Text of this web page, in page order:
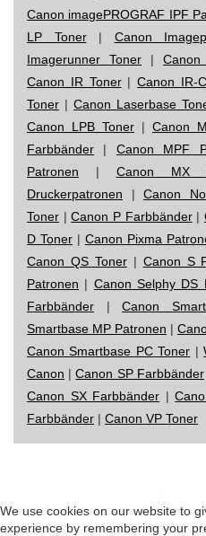
Canon imagePROGRAF IPF
LP Toner| Canon
Imagerunner Toner |
Canon IR Toner|Canon IR-
Toner | Canon Laserbase
Canon LPB Toner | Canon
Farbbänder | Canon MPF
Patronen | Canon MX
Druckerpatronen |Canon
Toner |Canon P Farbbänder|
D Toner| Canon Pixma
Canon QS Toner| Canon S
Patronen | Canon Selphy DS
Farbbänder |Canon
Smartbase MP Patronen |
Canon Smartbase PC Toner |
Canon |Canon SP Farbbänder
Canon SX Farbbänder |
Farbbänder | Canon VP Toner
We use cookies on our website to
experience by remembering your